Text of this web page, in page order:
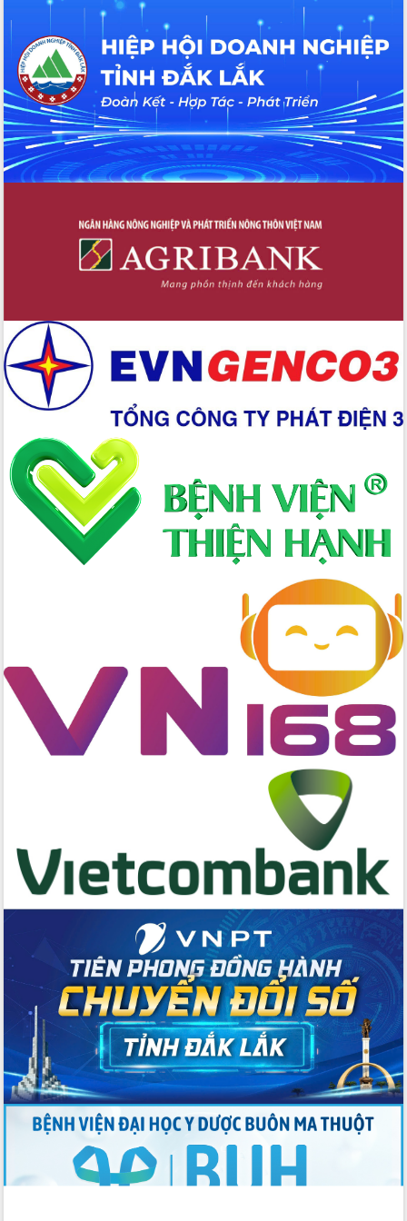
Thứ trưởng Bộ Y tế làm việc với tỉnh
Đắk Lắk về phát triển nhân lực y tế
cho trạm y tế cấp xã
Du lịch Đắk Lắk nâng tầm trải nghiệm
du khách thông qua Hệ thống cơ sở dữ
liệu và Bản đồ số
Tập huấn ứng dụng trí tuệ nhân tạo (AI)
trong thương mại điện tử năm 2026
Đoàn đại biểu Quốc hội tỉnh Đắk Lắk
Quyết liệt cải cách hành chính, khơi
thông nguồn lực phát triển
Nâng cao hiệu lực, hiệu quả HĐND
tỉnh thông qua hiện đại hóa hành chính
chuyển đổi số
Phó Chủ tịch Thường trực UBND tỉnh
Hồ Thị Nguyên Thảo làm việc tại Trung
tâm Phục vụ hành chính công xã Ea
Phê
Xây dựng nền hành chính số đồng
hành cùng nông dân dân, doanh nghiệp
Giai đoạn 2026-2030, Đắk Lắk phấn
đấu có 77% xã đạt chuẩn nông thôn
mới
Chuyển đổi số 'mở đường' cho nông
nghiệp Đắk Lắk tăng trưởng bứt phá
Triển khai đồng bộ đo đạc, lập hồ sơ
Lắk
Đắk Lắk nâng cao hiệu quả công tác
Đảng từ Sổ tay đảng viên điện tử
Đắk Lắk đẩy mạnh nuôi biển công
nghệ, hướng tới phát triển thủy sản
Đắk Lắk phát động hưởng ứng Ngày
Quyền của người tiêu dùng Việt Nam
2026
Đẩy mạnh cải cách hành chính, quyết
tâm đạt được mục tiêu tăng trưởng
hai con số trong năm 2026
Tổ chức trang trọng Lễ hội Đền thờ
Lương Văn Chánh năm 2026
Phó Bí thư Tỉnh ủy Đắk Lắk Đỗ Hữu
Huy giữ chức Bí thư Đảng ủy Ủy Ban
Nhân dân tỉnh
Bệnh án điện tử thúc đẩy chuyển đổi
số y tế tại Đắk Lắk
Chuyển đổi số thư viện: Mở rộng
không gian tri thức trong thời đại số
Đánh giá, rút kinh nghiệm công tác tổ
chức diễn tập trước ngày bầu cử
Chương trình “Gặp gỡ hữu nghị –